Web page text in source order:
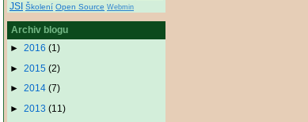
JSI Školení Open Source Webmin
Archiv blogu
► 2016 (1)
► 2015 (2)
► 2014 (7)
► 2013 (11)